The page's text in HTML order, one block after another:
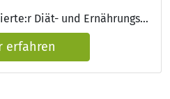
Qualifikationen: Qualifizierte:r Diät- und Ernährungsberater:in VFED, Studium der Ernährungswissenschaften
erfahren